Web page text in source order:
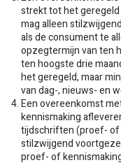
strekt tot het
mag alleen
als de consument te
opzegtermijn van ten
ten hoogste drie
het geregeld, maar
van dag-, nieuws- en
Een overeenkomst
kennismaking
tijdschriften (proef- of
stilzwijgend
proef- of